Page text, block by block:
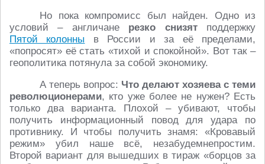
Но пока компромисс был найден. Одно из
условий – англичане резко снизятподдержку
Пятой колонны в России и за её пределами,
«попросят» её стать «тихой и спокойной». Вот так –
геополитика потянула за собой экономику.
А теперь вопрос: Что делают хозяева с теми
революционерами, кто уже более не нужен? Есть
только два варианта. Плохой – убивают, чтобы
получить информационный повод для удара по
противнику. И чтобы получить знамя: «Кровавый
режим» убил наше всё, незабудемнепростим.
Второй вариант для вышедших в тираж «борцов за